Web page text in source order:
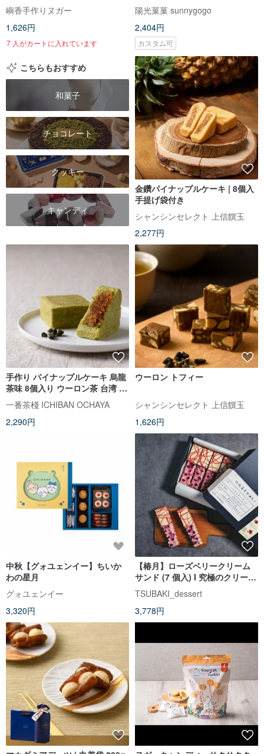
嶼香手作りヌガー
1,626円
7 人がカートに入れています
陽光菓菓 sunnygogo
2,404円
カスタム可
こちらもおすすめ
和菓子
チョコレート
クッキー
キャンディ
金鑽パイナップルケーキ | 8個入
手提げ袋付き
シャンシンセレクト 上信饌玉
2,277円
手作り パイナップルケーキ 烏龍
茶味 8個入り ウーロン茶 台湾 土
鳳梨 クッキー 無添加 定番 台湾
土産 手土産 焼き菓子 中華菓子
【一番茶棧】
一番茶棧 ICHIBAN OCHAYA
2,290円
ウーロン トフィー
シャンシンセレクト 上信饌玉
1,626円
中秋【グォユェンイー】ちいか
わの星月
グォユェンイー
3,320円
【椿月】ローズベリークリーム
サンド (7 個入) I 究極のクリーム
サンドシリーズ
TSUBAKI_dessert
3,778円